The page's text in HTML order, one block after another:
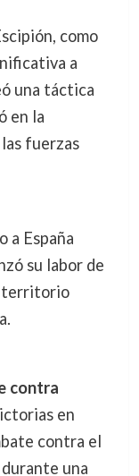
como
a
una táctica
en la
fuerzas
a España
su labor de
territorio
contra
en
contra el
una